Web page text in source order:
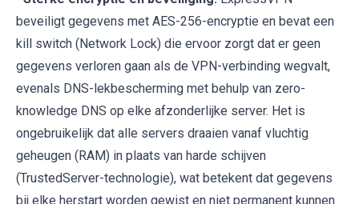
beveiligt gegevens met AES-256-encryptie en bevat een
kill switch (Network Lock) die ervoor zorgt dat er geen
gegevens verloren gaan als de VPN-verbinding wegvalt,
evenals DNS-lekbescherming met behulp van zero-
knowledge DNS op elke afzonderlijke server. Het is
ongebruikelijk dat alle servers draaien vanaf vluchtig
geheugen (RAM) in plaats van harde schijven
(TrustedServer-technologie), wat betekent dat gegevens
bij elke herstart worden gewist en niet permanent kunnen